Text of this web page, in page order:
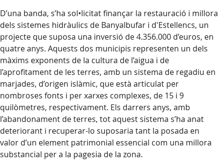
D’una banda, s’ha sol•licitat finançar la restauració i millora
dels sistemes hidràulics de Banyalbufar i d'Estellencs, un
projecte que suposa una inversió de 4.356.000 d’euros, en
quatre anys. Aquests dos municipis representen un dels
màxims exponents de la cultura de l’aigua i de
l’aprofitament de les terres, amb un sistema de regadiu en
marjades, d’origen islàmic, que està articulat per
nombroses fonts i per xarxes complexes, de 15 i 9
quilòmetres, respectivament. Els darrers anys, amb
l’abandonament de terres, tot aquest sistema s’ha anat
deteriorant i recuperar-lo suposaria tant la posada en
valor d’un element patrimonial essencial com una millora
substancial per a la pagesia de la zona.